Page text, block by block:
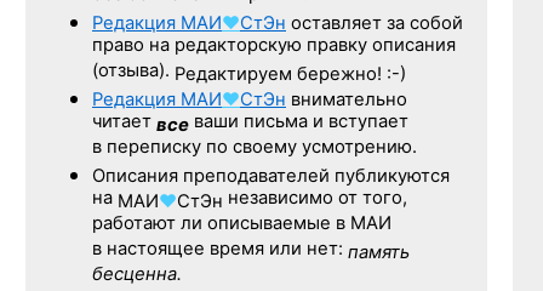
Редакция МАИ♥СтЭн оставляет за собой
право на редакторскую правку описания
(отзыва). Редактируем бережно! :-)
Редакция МАИ♥СтЭн внимательно
читает все ваши письма и вступает
в переписку по своему усмотрению.
Описания преподавателей публикуются
на МАИ♥СтЭн независимо от того,
работают ли описываемые в МАИ
в настоящее время или нет: память
бесценна.